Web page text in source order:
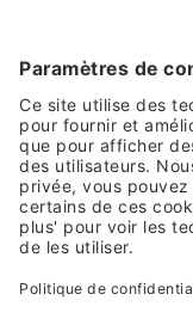
Moyens de paiement